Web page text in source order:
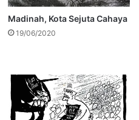
Madinah, Kota Sejuta Cahaya
19/06/2020